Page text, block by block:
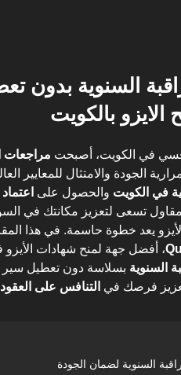
السنوية بدون
بالكويت
في الكويت، أصبحت مراجعات
الجودة والامتثال للمعايير
في الكويت والحصول على
تسعى لتعزيز مكانتك في
يعد خطوة حاسمة. في هذا
، أفضل جهة لمنح شهادات
السنوية بسلاسة دون تعطيل سير
فرصك في التنافس على
السنوية لضمان الجودة